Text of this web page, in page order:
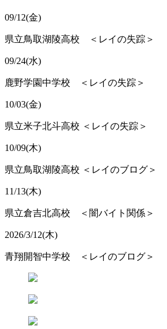
09/12(金)
県立鳥取湖陵高校 ＜レイの失踪＞
09/24(水)
鹿野学園中学校 ＜レイの失踪＞
10/03(金)
県立米子北斗高校 ＜レイの失踪＞
10/09(木)
県立鳥取湖陵高校 ＜レイのブログ＞
11/13(木)
県立倉吉北高校 ＜闇バイト関係＞
2026/3/12(木)
青翔開智中学校 ＜レイのブログ＞